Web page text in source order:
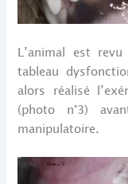
L’animal est
tableau
alors réalisé
(photo n°3)
manipulatoire.